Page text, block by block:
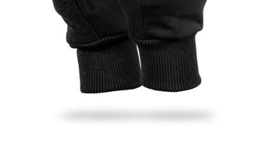
TECHNOLOGIE
Obchodní podmínky
Podmínky ochrany osobních údajů
Reklamace nebo vrácení